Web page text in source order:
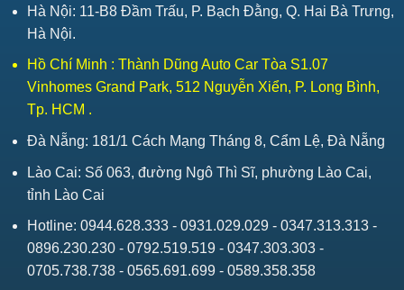
Hà Nội: 11-B8 Đầm Trấu, P. Bạch Đằng, Q. Hai Bà Trưng,
Hà Nội.
Hồ Chí Minh : Thành Dũng Auto Car Tòa S1.07
Vinhomes Grand Park, 512 Nguyễn Xiển, P. Long Bình,
Tp. HCM .
Đà Nẵng: 181/1 Cách Mạng Tháng 8, Cẩm Lệ, Đà Nẵng
Lào Cai: Số 063, đường Ngô Thì Sĩ, phường Lào Cai,
tỉnh Lào Cai
Hotline: 0944.628.333 - 0931.029.029 - 0347.313.313 -
0896.230.230 - 0792.519.519 - 0347.303.303 -
0705.738.738 - 0565.691.699 - 0589.358.358